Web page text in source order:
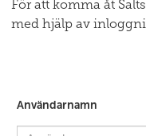
För att komma åt
med hjälp av
Användarnamn